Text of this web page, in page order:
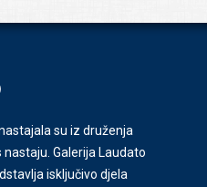
su iz druženja
Galerija Laudato
isključivo djela